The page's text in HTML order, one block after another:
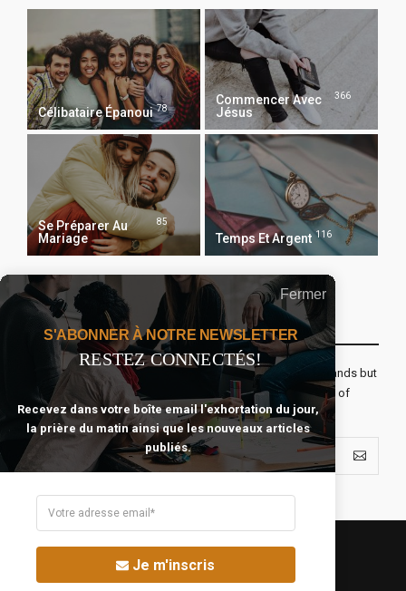
Célibataire Épanoui 78
Commencer Avec
Jésus
366
Se Préparer Au
Mariage
85
Temps Et Argent 116
Recevoir Notre Newsletter Chaque Matin
The real voyage of discovery consists not in seeking new lands but
seeing with new eyes. All journeys have secret destinations of
which the traveler is unaware.
Fermer
S'ABONNER À NOTRE NEWSLETTER
RESTEZ CONNECTÉS!
Recevez dans votre boîte email l'exhortation du jour,
la prière du matin ainsi que les nouveaux articles
publiés.
Je m'inscris